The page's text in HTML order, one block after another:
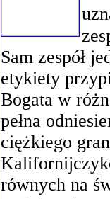
Sam zespół
etykiety
Bogata w
pełna
ciężkiego
równych na